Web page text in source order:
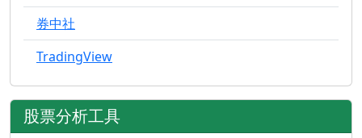
券中社
TradingView
股票分析工具